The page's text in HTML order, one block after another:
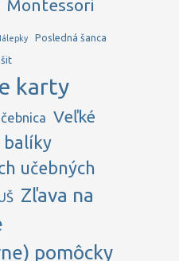
Montessori
Posledná šanca
karty
Veľké
balíky
učebných
Zľava na
pomôcky